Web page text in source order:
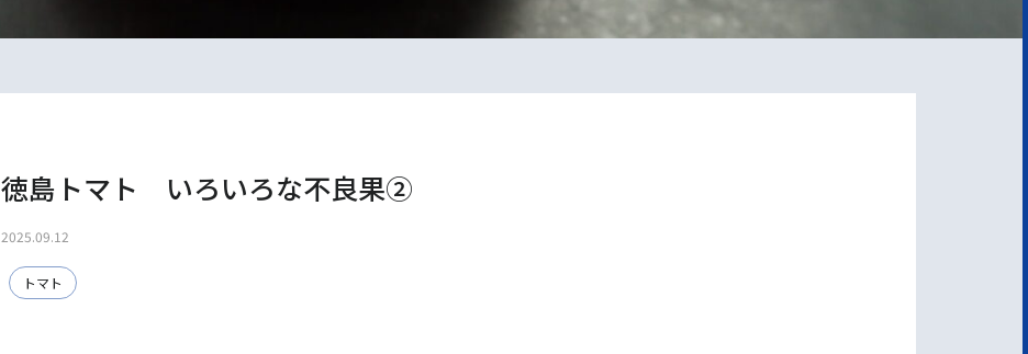
徳島トマト いろいろな不良果②
2025.09.12
トマト